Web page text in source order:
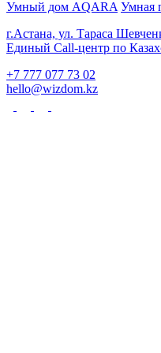
Умный дом AQARA Умная
г.Астана, ул. Тараса
Единый Call-центр по
+7 777 077 73 02
hello@wizdom.kz